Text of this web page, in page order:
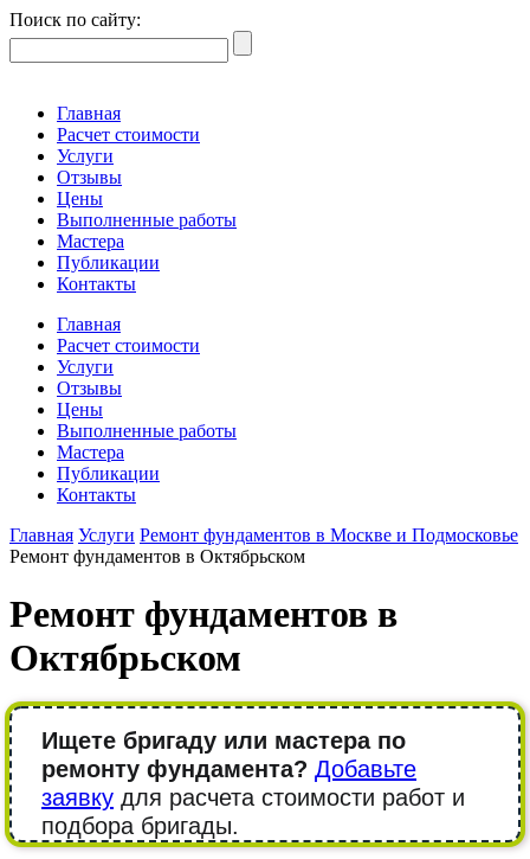
Поиск по сайту:
Главная
Расчет стоимости
Услуги
Отзывы
Цены
Выполненные работы
Мастера
Публикации
Контакты
Главная
Расчет стоимости
Услуги
Отзывы
Цены
Выполненные работы
Мастера
Публикации
Контакты
Главная Услуги Ремонт фундаментов в Москве и Подмосковье
Ремонт фундаментов в Октябрьском
Ремонт фундаментов в
Октябрьском
Ищете бригаду или мастера по
ремонту фундамента? Добавьте
заявку для расчета стоимости работ и
подбора бригады.